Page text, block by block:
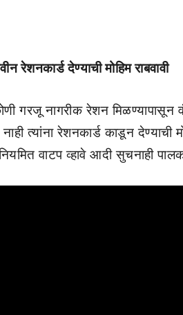
रेशनकार्ड देण्याची मोहिम राबवावी
गरजू नागरीक रेशन मिळण्यापासून
त्यांना रेशनकार्ड काडून देण्याची
वाटप व्हावे आदी सुचनाही